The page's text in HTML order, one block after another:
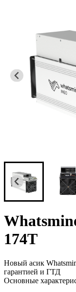
174T
Новый асик
гарантией и ГТД
Основные